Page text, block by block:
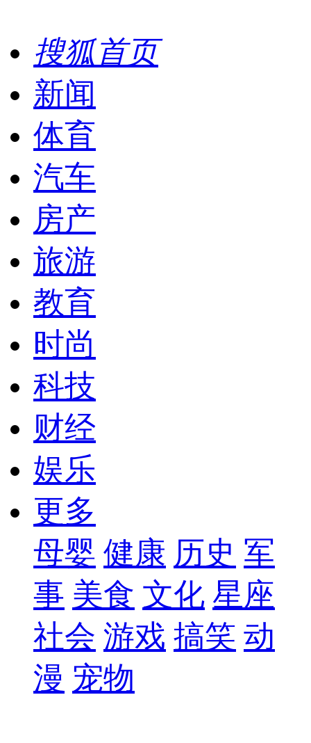
搜狐首页
新闻
体育
汽车
房产
旅游
教育
时尚
科技
财经
娱乐
更多
母婴 健康 历史 军
事 美食 文化 星座
社会 游戏 搞笑 动
漫 宠物